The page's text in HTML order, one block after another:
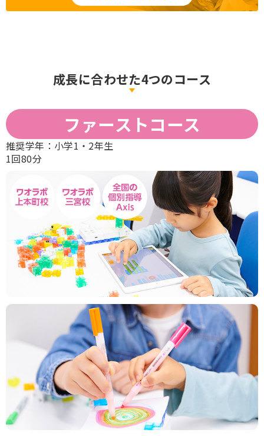
成長に合わせた4つのコース
ファーストコース
推奨学年： 小学1・2年生
1回80分